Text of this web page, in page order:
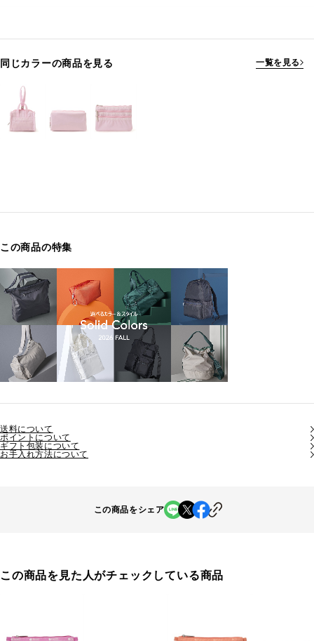
同じカラーの商品を見る 一覧を見る
この商品の特集
送料について
ポイントについて
ギフト包装について
お手入れ方法について
この商品をシェア
この商品を見た人がチェックしている商品